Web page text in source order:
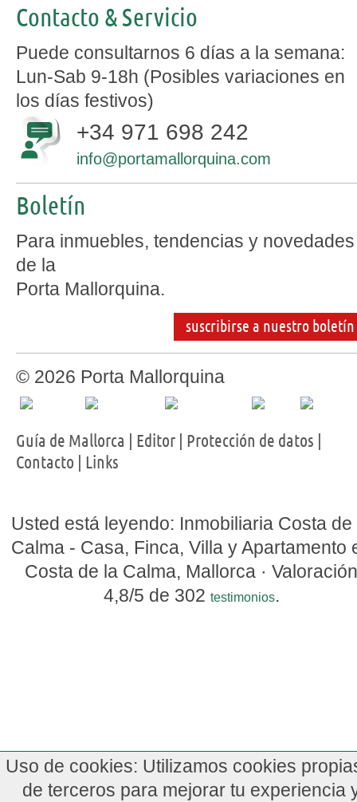
Uso de cookies: Utilizamos cookies
de terceros para mejorar tu experiencia
Contacto & Servicio
Puede consultarnos 6 días a la semana:
Lun-Sab 9-18h (Posibles variaciones en
los días festivos)
+34 971 698 242
info@portamallorquina.com
Boletín
Para inmuebles, tendencias y novedades
de la
Porta Mallorquina.
suscribirse a nuestro boletín
© 2026 Porta Mallorquina
Guía de Mallorca | Editor | Protección de datos |
Contacto | Links
Usted está leyendo: Inmobiliaria Costa de
Calma - Casa, Finca, Villa y Apartamento
Costa de la Calma, Mallorca · Valoración
4,8/5 de 302 testimonios.